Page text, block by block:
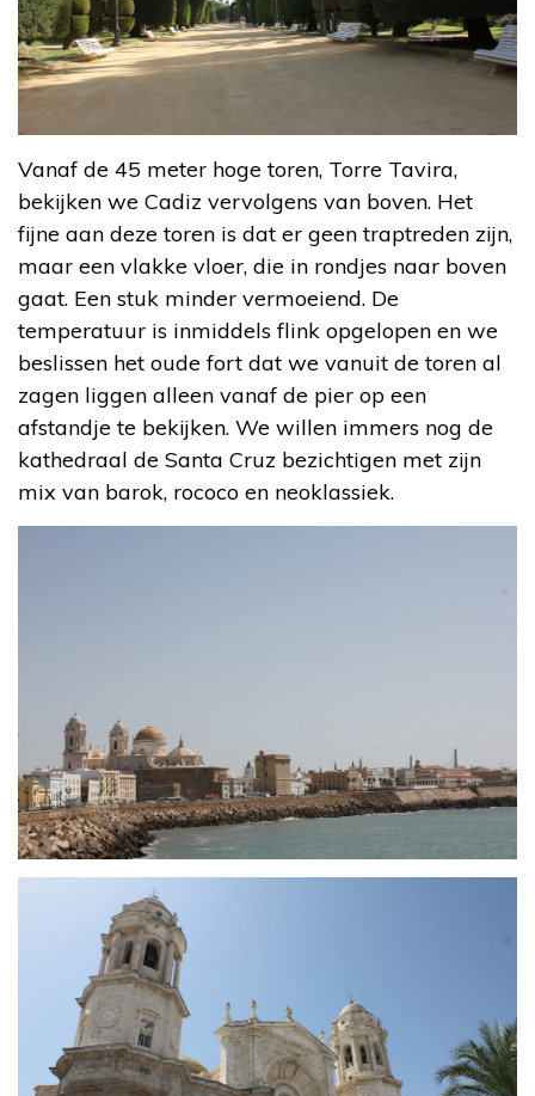
Vanaf de 45 meter hoge toren, Torre Tavira,
bekijken we Cadiz vervolgens van boven. Het
fijne aan deze toren is dat er geen traptreden zijn,
maar een vlakke vloer, die in rondjes naar boven
gaat. Een stuk minder vermoeiend. De
temperatuur is inmiddels flink opgelopen en we
beslissen het oude fort dat we vanuit de toren al
zagen liggen alleen vanaf de pier op een
afstandje te bekijken. We willen immers nog de
kathedraal de Santa Cruz bezichtigen met zijn
mix van barok, rococo en neoklassiek.